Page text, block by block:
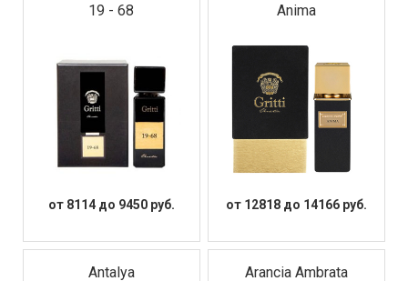
19 - 68
от 8114 до 9450 руб.
Anima
от 12818 до 14166 руб.
Antalya Arancia Ambrata